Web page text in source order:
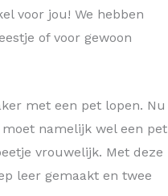
voor jou! We hebben
of voor gewoon
met een pet lopen. Nu
namelijk wel een pet
vrouwelijk. Met deze
leer gemaakt en twee